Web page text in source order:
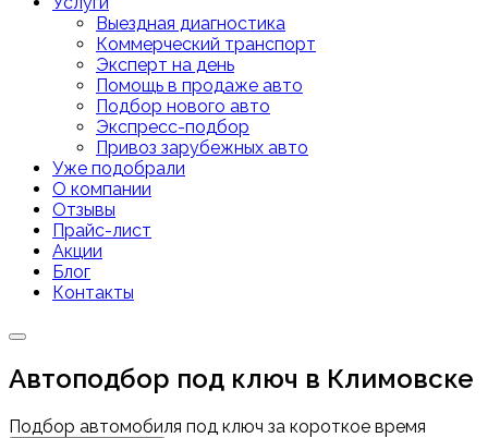
Выездная диагностика
Коммерческий транспорт
Эксперт на день
Помощь в продаже авто
Подбор нового авто
Экспресс-подбор
Привоз зарубежных авто
Уже подобрали
О компании
Отзывы
Прайс-лист
Акции
Блог
Контакты
Автоподбор под ключ в Климовске
Подбор автомобиля под ключ за короткое время